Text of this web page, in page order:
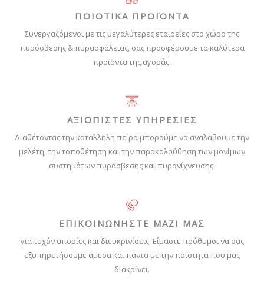
ΠΟΙΟΤΙΚΑ ΠΡΟΪΟΝΤΑ
Συνεργαζόμενοι με τις μεγαλύτερες εταιρείες στο χώρο της
πυρόσβεσης & πυρασφάλειας, σας προσφέρουμε τα καλύτερα
προϊόντα της αγοράς.
ΑΞΙΟΠΙΣΤΕΣ ΥΠΗΡΕΣΙΕΣ
Διαθέτοντας την κατάλληλη πείρα μπορούμε να αναλάβουμε την
μελέτη, την τοποθέτηση και την παρακολούθηση των μονίμων
συστημάτων πυρόσβεσης και πυρανίχνευσης.
ΕΠΙΚΟΙΝΩΝΗΣΤΕ ΜΑΖΙ ΜΑΣ
για τυχόν απορίες και διευκρινίσεις. Είμαστε πρόθυμοι να σας
εξυπηρετήσουμε άμεσα και πάντα με την ποιότητα που μας
διακρίνει.